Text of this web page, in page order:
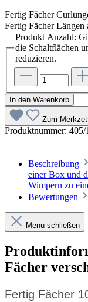
Fertig Fächer
Fertig Fächer Längen
Produkt Anzahl:
die Schaltflächen
reduzieren.
In den Warenkorb
Zum
Produktnummer: 405/
Beschreibung
einer Box und
Wimpern zu
Bewertungen
Menü schließen
Fächer
Fertig Fächer